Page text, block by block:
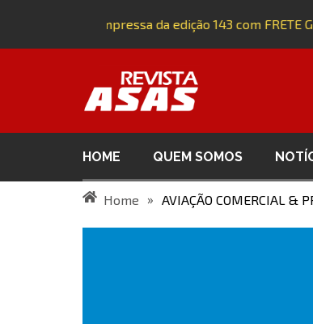
a versão impressa da edição 143 com FRETE
HOME QUEM SOMOS
Home » AVIAÇÃO COMERCIAL &